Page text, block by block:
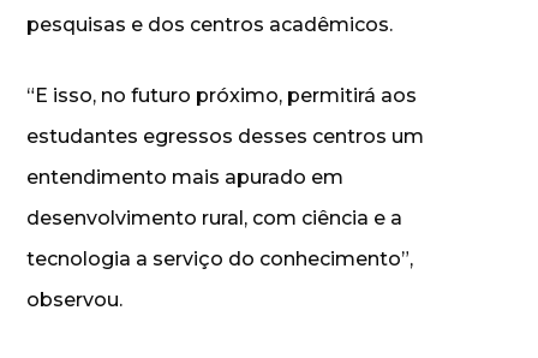
pesquisas e dos centros acadêmicos.
“E isso, no futuro próximo, permitirá aos
estudantes egressos desses centros um
entendimento mais apurado em
desenvolvimento rural, com ciência e a
tecnologia a serviço do conhecimento”,
observou.